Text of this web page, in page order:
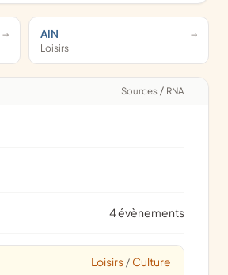
AIN
Loisirs
Sources / RNA
4 évènements
Loisirs / Culture